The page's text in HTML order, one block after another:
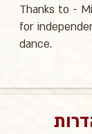
Thanks to -
for
dance.